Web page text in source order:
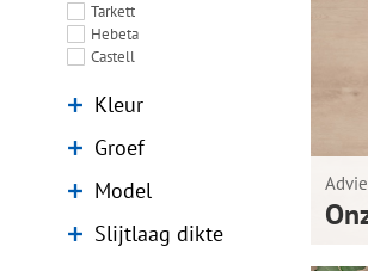
Tarkett
Hebeta
Castell
Kleur
Groef
Model
Slijtlaag dikte